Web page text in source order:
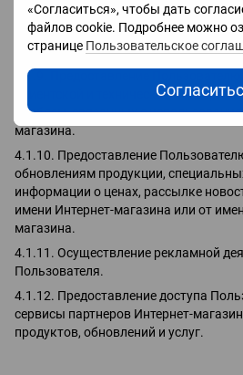
«Согласиться», чтобы дать
файлов cookie. Подробнее можно
странице Пользовательское
состоянии Заказа.
4.1.8. Обработка и получение
налога или налоговых льгот
4.1.9. Предоставление Пользователю
клиентской и технической
проблем, связанных с
магазина.
4.1.10. Предоставление
обновлениям продукции,
информации о ценах, рассылке
имени Интернет-магазина или от
магазина.
4.1.11. Осуществление рекламной
Пользователя.
4.1.12. Предоставление доступа
сервисы партнеров Интернет-
продуктов, обновлений и услуг.